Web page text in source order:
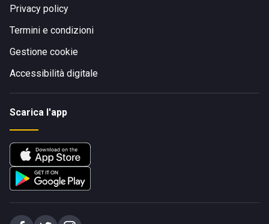
Privacy policy
Termini e condizioni
Gestione cookie
Accessibilità digitale
Scarica l'app